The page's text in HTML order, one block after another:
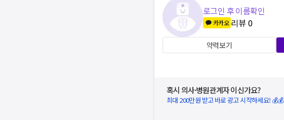
로그인 후 이름확인
카카오 리뷰0
약력보기
혹시 의사·병원관계자 이신가요?
최대 200만원 받고 바로 광고 시작하세요! 💰💰